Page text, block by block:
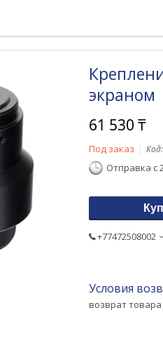
экраном
61 530 ₸
Под заказ Код:
Отправка с
+77472508002
возврат